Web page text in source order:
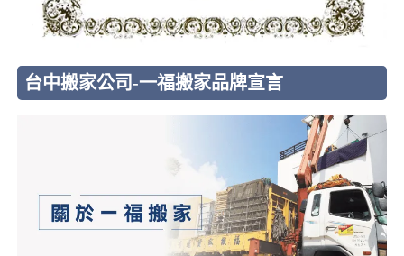
台中搬家公司-一福搬家品牌宣言